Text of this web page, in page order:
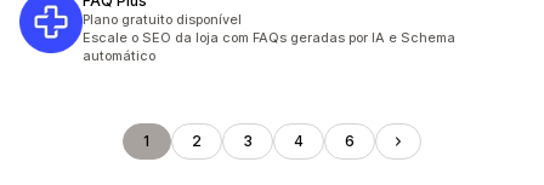
Plano gratuito disponível
Escale o SEO da loja com FAQs geradas por IA e Schema
automático
1 2 3 4 6